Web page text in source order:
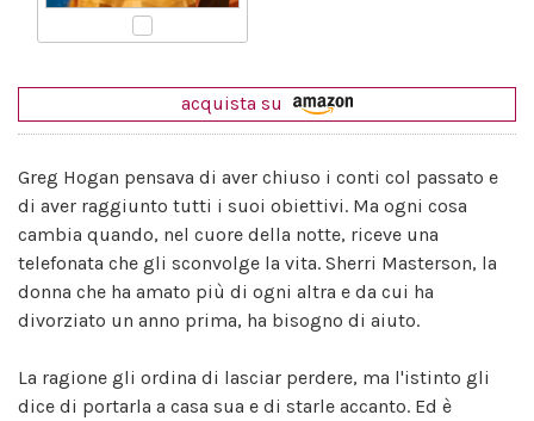
acquista su
Greg Hogan pensava di aver chiuso i conti col passato e
di aver raggiunto tutti i suoi obiettivi. Ma ogni cosa
cambia quando, nel cuore della notte, riceve una
telefonata che gli sconvolge la vita. Sherri Masterson, la
donna che ha amato più di ogni altra e da cui ha
divorziato un anno prima, ha bisogno di aiuto.
La ragione gli ordina di lasciar perdere, ma l'istinto gli
dice di portarla a casa sua e di starle accanto. Ed è